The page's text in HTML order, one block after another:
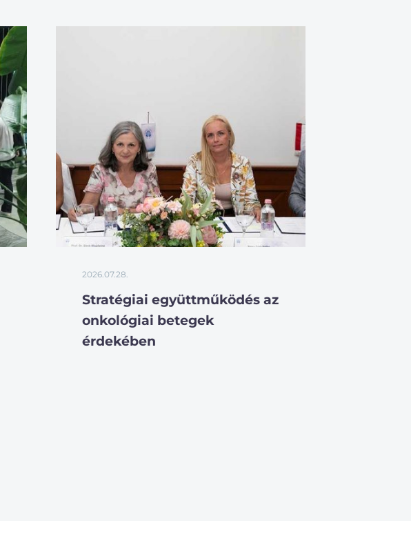
2026.07.28.
Stratégiai együttműködés az
onkológiai betegek
érdekében